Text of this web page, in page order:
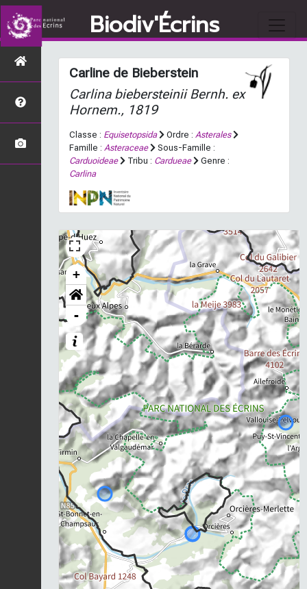
Biodiv'Écrins
Carline de Bieberstein
Carlina biebersteiniiBernh. ex
Hornem., 1819
Classe : Equisetopsida Ordre : Asterales
Famille : Asteraceae
Sous-Famille :
Carduoideae
Tribu : Cardueae
Genre :
Carlina
+
-